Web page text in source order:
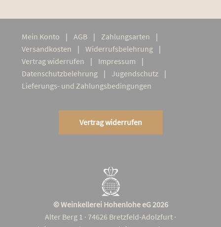
Mein Kon­to AGB
Zah­lungs­ar­ten
Ver­sand­kos­ten
Wider­rufs­be­leh­rung
Ver­trag widerrufen
Impres­sum
Daten­schutz­be­leh­rung
Jugend­schutz
Lie­­fe­rungs- und Zahlungsbedingungen
Vertrag widerrufen
© Weinkellerei Hohenlohe eG 2026
Alter Berg 1 · 74626 Bretzfeld-Adolzfurt ·